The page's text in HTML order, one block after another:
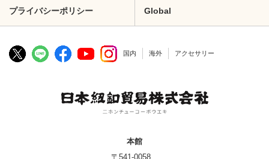
プライバシーポリシー Global
国内 海外 アクセサリー
本館
〒541-0058